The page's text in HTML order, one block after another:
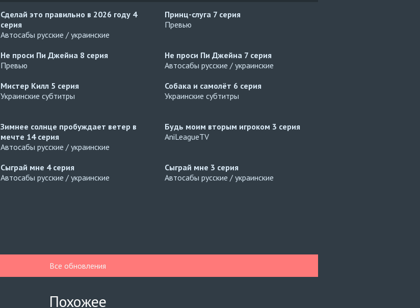
Сделай это правильно в 2026 году 4
серия
Автосабы русские / украинские
Принц-слуга 7 серия
Превью
Не проси Пи Джейна 8 серия
Превью
Не проси Пи Джейна 7 серия
Автосабы русские / украинские
Мистер Килл 5 серия
Украинские субтитры
Собака и самолёт 6 серия
Украинские субтитры
Зимнее солнце пробуждает ветер в
мечте 14 серия
Автосабы русские / украинские
Будь моим вторым игроком 3 серия
AniLeagueTV
Сыграй мне 4 серия
Автосабы русские / украинские
Сыграй мне 3 серия
Автосабы русские / украинские
Все обновления
Похожее